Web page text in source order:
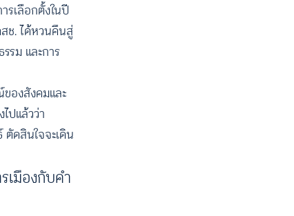
รเลือกตั้งในปี
ช. ได้หวนคืนสู่
รม และการ
องสังคมและ
ปแล้วว่า
ดสินใจจะเดิน
เมืองกับคำ